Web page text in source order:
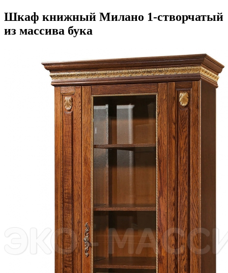
Шкаф книжный Милано 1-створчатый
из массива бука